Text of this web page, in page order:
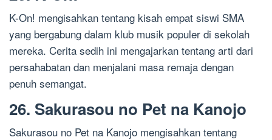
K-On! mengisahkan tentang kisah empat siswi SMA
yang bergabung dalam klub musik populer di sekolah
mereka. Cerita sedih ini mengajarkan tentang arti dari
persahabatan dan menjalani masa remaja dengan
penuh semangat.
26. Sakurasou no Pet na Kanojo
Sakurasou no Pet na Kanojo mengisahkan tentang